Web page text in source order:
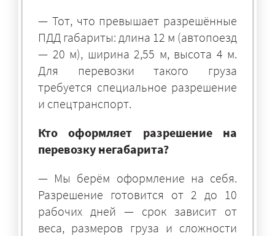
— Тот, что превышает разрешённые
ПДД габариты: длина 12 м (автопоезд
— 20 м), ширина 2,55 м, высота 4 м.
Для перевозки такого груза
требуется специальное разрешение
и спецтранспорт.
Кто оформляет разрешение на
перевозку негабарита?
— Мы берём оформление на себя.
Разрешение готовится от 2 до 10
рабочих дней — срок зависит от
веса, размеров груза и сложности